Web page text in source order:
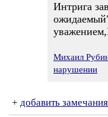
Интрига
Михаил
нарушении
+ добавить замечания